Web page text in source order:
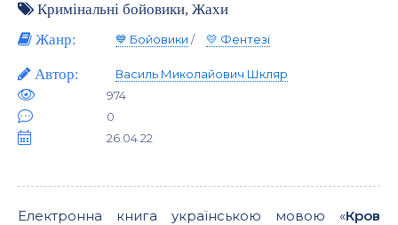
Кримінальні бойовики Жахи
Жанр:
💙 Бойовики / 💛 Фентезі
Автор:
Василь Миколайович Шкляр
974
0
26.04.22
Електронна книга українською мовою «Кров